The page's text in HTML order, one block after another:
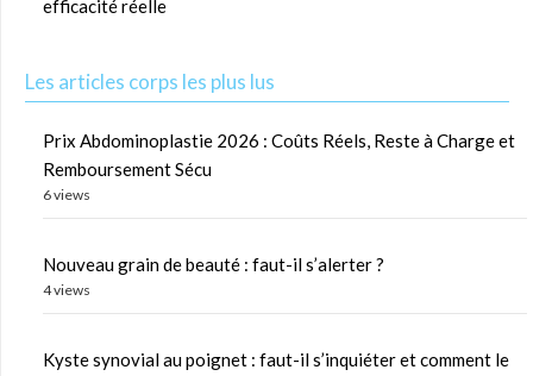
efficacité réelle
Les articles corps les plus lus
Prix Abdominoplastie 2026 : Coûts Réels, Reste à Charge et
Remboursement Sécu
6 views
Nouveau grain de beauté : faut-il s’alerter ?
4 views
Kyste synovial au poignet : faut-il s’inquiéter et comment le